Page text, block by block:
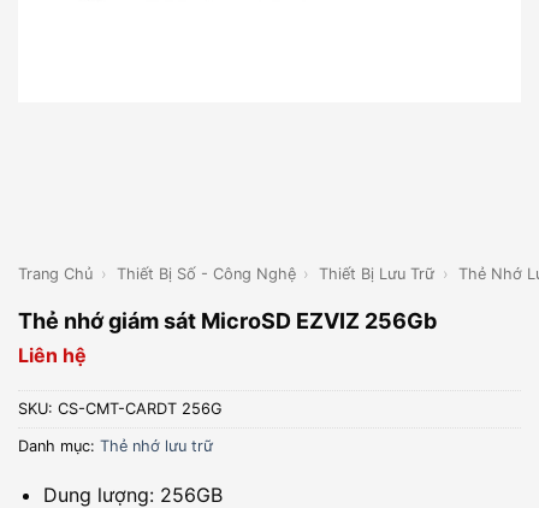
Trang Chủ › Thiết Bị Số - Công Nghệ › Thiết Bị Lưu Trữ › Thẻ Nhớ
Thẻ nhớ giám sát MicroSD EZVIZ 256Gb
Liên hệ
SKU: CS-CMT-CARDT 256G
Danh mục: Thẻ nhớ lưu trữ
Dung lượng: 256GB